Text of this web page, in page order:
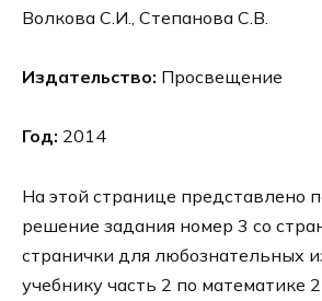
Волкова С.И., Степанова С.В.
Издательство: Просвещение
Год: 2014
На этой странице представлено
решение задания номер 3 со
странички для любознательных
учебнику часть 2 по математике